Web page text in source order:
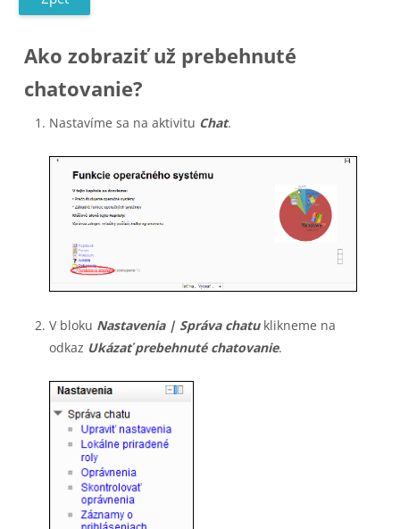
Ako zobraziť už prebehnuté
chatovanie?
Nastavíme sa na aktivitu Chat.
V bloku Nastavenia | Správa chatuklikneme na
odkaz Ukázať prebehnuté chatovanie.